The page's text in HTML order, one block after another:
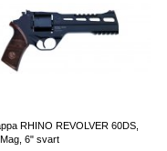
RHINO REVOLVER 60DS,
6" svart